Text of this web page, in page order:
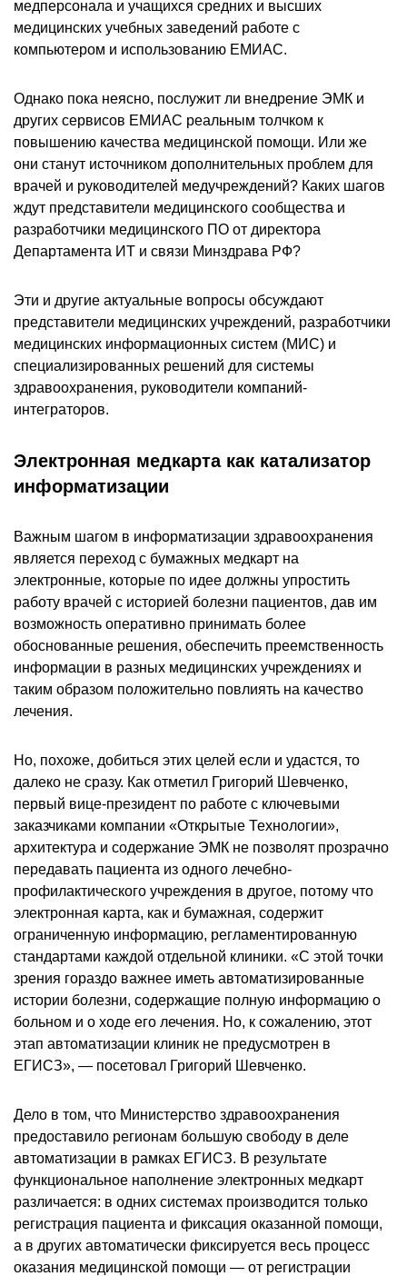
медперсонала и учащихся средних и высших
медицинских учебных заведений работе с
компьютером и использованию ЕМИАС.
Однако пока неясно, послужит ли внедрение ЭМК и
других сервисов ЕМИАС реальным толчком к
повышению качества медицинской помощи. Или же
они станут источником дополнительных проблем для
врачей и руководителей медучреждений? Каких шагов
ждут представители медицинского сообщества и
разработчики медицинского ПО от директора
Департамента ИТ и связи Минздрава РФ?
Эти и другие актуальные вопросы обсуждают
представители медицинских учреждений, разработчики
медицинских информационных систем (МИС) и
специализированных решений для системы
здравоохранения, руководители компаний-
интеграторов.
Электронная медкарта как катализатор
информатизации
Важным шагом в информатизации здравоохранения
является переход с бумажных медкарт на
электронные, которые по идее должны упростить
работу врачей с историей болезни пациентов, дав им
возможность оперативно принимать более
обоснованные решения, обеспечить преемственность
информации в разных медицинских учреждениях и
таким образом положительно повлиять на качество
лечения.
Но, похоже, добиться этих целей если и удастся, то
далеко не сразу. Как отметил Григорий Шевченко,
первый вице-президент по работе с ключевыми
заказчиками компании «Открытые Технологии»,
архитектура и содержание ЭМК не позволят прозрачно
передавать пациента из одного лечебно-
профилактического учреждения в другое, потому что
электронная карта, как и бумажная, содержит
ограниченную информацию, регламентированную
стандартами каждой отдельной клиники. «С этой точки
зрения гораздо важнее иметь автоматизированные
истории болезни, содержащие полную информацию о
больном и о ходе его лечения. Но, к сожалению, этот
этап автоматизации клиник не предусмотрен в
ЕГИСЗ», — посетовал Григорий Шевченко.
Дело в том, что Министерство здравоохранения
предоставило регионам большую свободу в деле
автоматизации в рамках ЕГИСЗ. В результате
функциональное наполнение электронных медкарт
различается: в одних системах производится только
регистрация пациента и фиксация оказанной помощи,
а в других автоматически фиксируется весь процесс
оказания медицинской помощи — от регистрации